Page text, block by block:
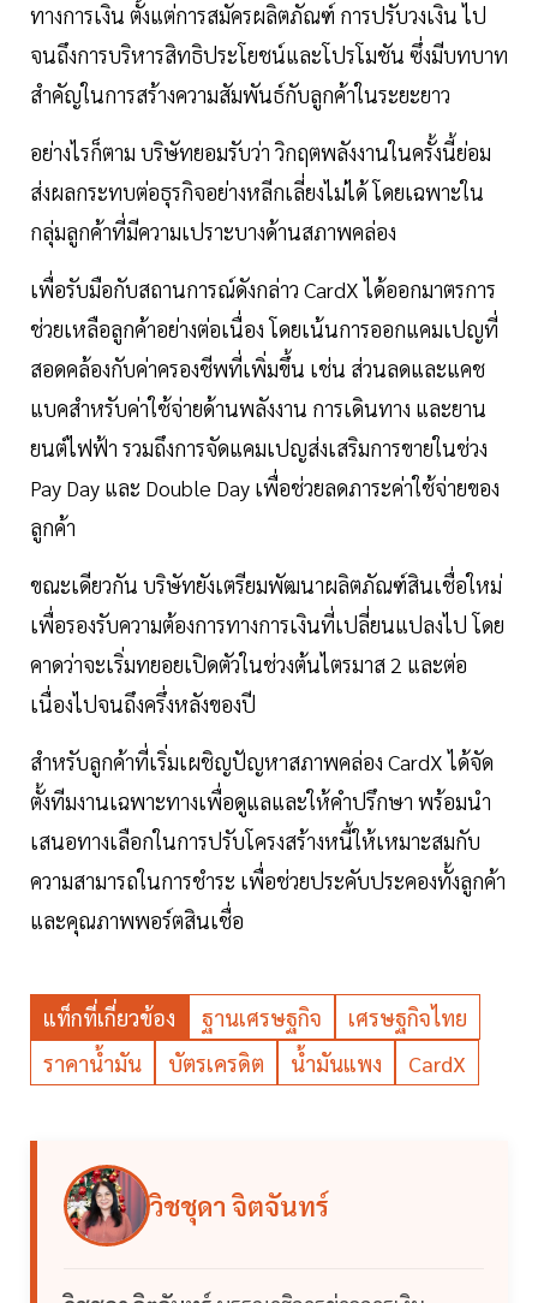
ทางการเงิน ตั้งแต่การสมัครผลิตภัณฑ์ การปรับวงเงิน ไป
จนถึงการบริหารสิทธิประโยชน์และโปรโมชัน ซึ่งมีบทบาท
สำคัญในการสร้างความสัมพันธ์กับลูกค้าในระยะยาว
อย่างไรก็ตาม บริษัทยอมรับว่า วิกฤตพลังงานในครั้งนี้ย่อม
ส่งผลกระทบต่อธุรกิจอย่างหลีกเลี่ยงไม่ได้ โดยเฉพาะใน
กลุ่มลูกค้าที่มีความเปราะบางด้านสภาพคล่อง
เพื่อรับมือกับสถานการณ์ดังกล่าว CardX ได้ออกมาตรการ
ช่วยเหลือลูกค้าอย่างต่อเนื่อง โดยเน้นการออกแคมเปญที่
สอดคล้องกับค่าครองชีพที่เพิ่มขึ้น เช่น ส่วนลดและแคช
แบคสำหรับค่าใช้จ่ายด้านพลังงาน การเดินทาง และยาน
ยนต์ไฟฟ้า รวมถึงการจัดแคมเปญส่งเสริมการขายในช่วง
Pay Day และ Double Day เพื่อช่วยลดภาระค่าใช้จ่ายของ
ลูกค้า
ขณะเดียวกัน บริษัทยังเตรียมพัฒนาผลิตภัณฑ์สินเชื่อใหม่
เพื่อรองรับความต้องการทางการเงินที่เปลี่ยนแปลงไป โดย
คาดว่าจะเริ่มทยอยเปิดตัวในช่วงต้นไตรมาส 2 และต่อ
เนื่องไปจนถึงครึ่งหลังของปี
สำหรับลูกค้าที่เริ่มเผชิญปัญหาสภาพคล่อง CardX ได้จัด
ตั้งทีมงานเฉพาะทางเพื่อดูแลและให้คำปรึกษา พร้อมนำ
เสนอทางเลือกในการปรับโครงสร้างหนี้ให้เหมาะสมกับ
ความสามารถในการชำระ เพื่อช่วยประคับประคองทั้งลูกค้า
และคุณภาพพอร์ตสินเชื่อ
แท็กที่เกี่ยวข้อง ฐานเศรษฐกิจ
เศรษฐกิจไทย
ราคาน้ำมัน
บัตรเครดิต น้ำมันแพง CardX
วิชชุดา จิตจันทร์